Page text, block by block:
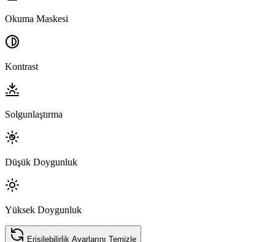
Okuma Maskesi
Kontrast
Solgunlaştırma
Düşük Doygunluk
Yüksek Doygunluk
Erişilebilirlik Ayarlarını Temizle